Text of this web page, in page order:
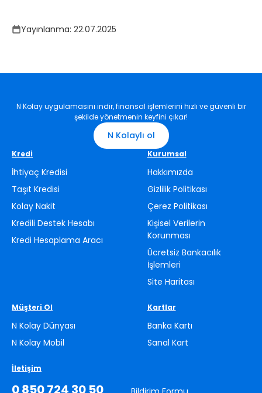
Yayınlanma: 22.07.2025
Kredi
İhtiyaç Kredisi
Taşıt Kredisi
Kolay Nakit
Kredili Destek Hesabı
Kredi Hesaplama Aracı
Kurumsal
Hakkımızda
Gizlilik Politikası
Çerez Politikası
Kişisel Verilerin
Korunması
Ücretsiz Bankacılık
İşlemleri
Site Haritası
Müşteri Ol
N Kolay Dünyası
N Kolay Mobil
Kartlar
Banka Kartı
Sanal Kart
İletişim
0 850 724 30 50
N Kolay uygulamasını indir, finansal işlemlerini hızlı ve güvenli bir
şekilde yönetmenin keyfini çıkar!
N Kolaylı ol